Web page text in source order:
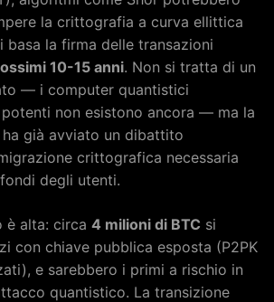
la crittografia a curva ellittica
basa la firma delle transazioni
10-15 anni. Non si tratta di un
— i computer quantistici
non esistono ancora — ma la
già avviato un dibattito
crittografica necessaria
degli utenti.
è alta: circa 4 milioni di BTC si
con chiave pubblica esposta (P2PK
e sarebbero i primi a rischio in
quantistico. La transizione